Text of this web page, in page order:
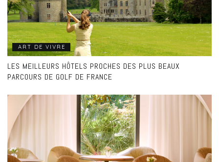
ART DE VIVRE
LES MEILLEURS HÔTELS PROCHES DES PLUS BEAUX
PARCOURS DE GOLF DE FRANCE